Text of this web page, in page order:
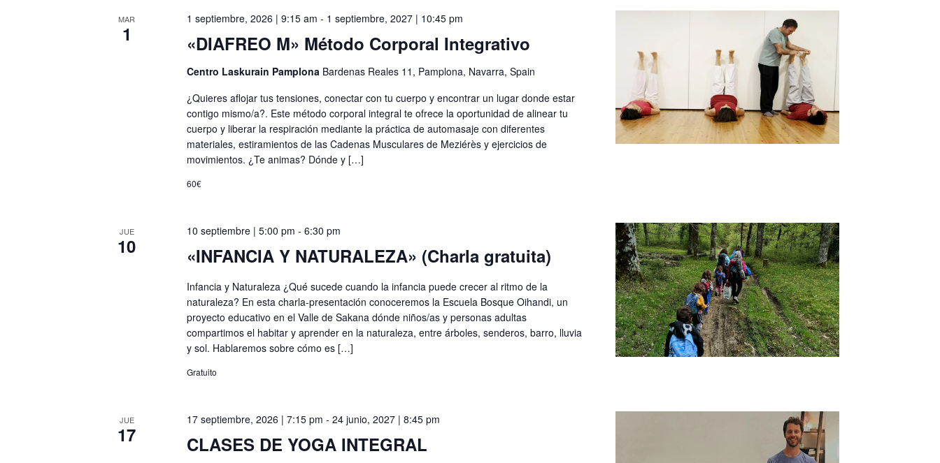
de
Eventos
clave.
MAR
1 «DIAFREO M» Método Corporal Integrativo
1 septiembre, 2026 | 9:15 am - 1 septiembre, 2027 | 10:45 pm
Centro Laskurain Pamplona Bardenas Reales 11, Pamplona, Navarra, Spain
¿Quieres aflojar tus tensiones, conectar con tu cuerpo y encontrar un lugar donde estar
contigo mismo/a?. Este método corporal integral te ofrece la oportunidad de alinear tu
cuerpo y liberar la respiración mediante la práctica de automasaje con diferentes
materiales, estiramientos de las Cadenas Musculares de Meziérès y ejercicios de
movimientos. ¿Te animas? Dónde y […]
60€
JUE
10 «INFANCIA Y NATURALEZA» (Charla gratuita)
10 septiembre | 5:00 pm - 6:30 pm
Infancia y Naturaleza ¿Qué sucede cuando la infancia puede crecer al ritmo de la
naturaleza? En esta charla-presentación conoceremos la Escuela Bosque Oihandi, un
proyecto educativo en el Valle de Sakana dónde niños/as y personas adultas
compartimos el habitar y aprender en la naturaleza, entre árboles, senderos, barro, lluvia
y sol. Hablaremos sobre cómo es […]
Gratuito
JUE
17 CLASES DE YOGA INTEGRAL
17 septiembre, 2026 | 7:15 pm - 24 junio, 2027 | 8:45 pm